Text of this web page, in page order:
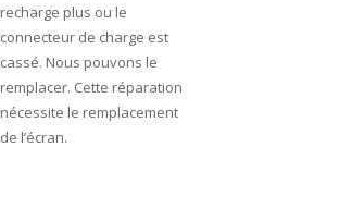
recharge plus ou le
connecteur de charge est
cassé. Nous pouvons le
remplacer. Cette réparation
nécessite le remplacement
de l’écran.